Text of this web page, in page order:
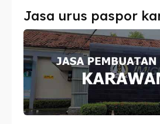
Imta
Legalisir
Apostille
Penerjemah
Imta
Legalisir
Apostille
Penerjemah
Jasa urus paspor